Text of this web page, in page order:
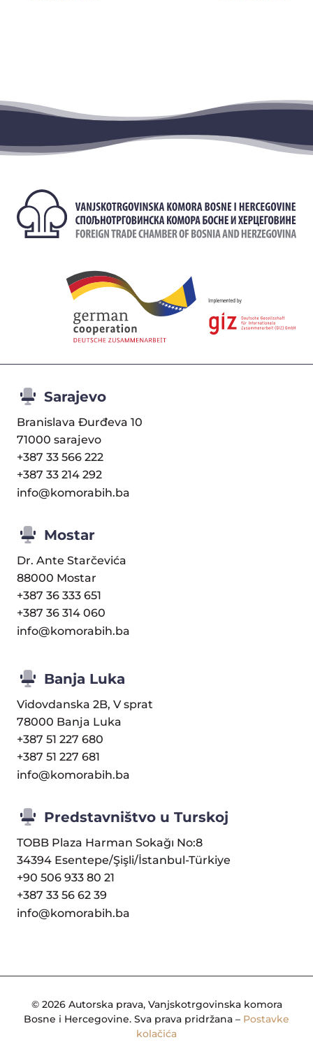
Sarajevo
Branislava Đurđeva 10
71000 sarajevo
+387 33 566 222
+387 33 214 292
info@komorabih.ba
Mostar
Dr. Ante Starčevića
88000 Mostar
+387 36 333 651
+387 36 314 060
info@komorabih.ba
Banja Luka
Vidovdanska 2B, V sprat
78000 Banja Luka
+387 51 227 680
+387 51 227 681
info@komorabih.ba
Predstavništvo u Turskoj
TOBB Plaza Harman Sokağı No:8
34394 Esentepe/Şişli/İstanbul-Türkiye
+90 506 933 80 21
+387 33 56 62 39
info@komorabih.ba
© 2026 Autorska prava, Vanjskotrgovinska komora
Bosne i Hercegovine. Sva prava pridržana – Postavke
kolačića